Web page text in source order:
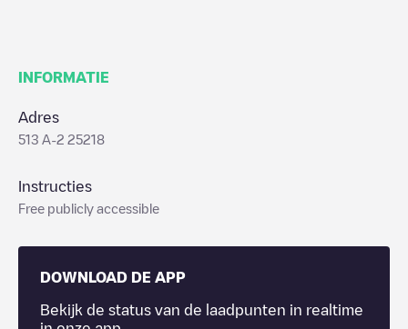
INFORMATIE
Adres
513 A-2 25218
Instructies
Free publicly accessible
DOWNLOAD DE APP
Bekijk de status van de laadpunten in realtime